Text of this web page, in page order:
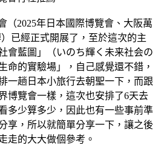
（2025年日本國際博覽會、大阪萬
已經正式開展了，至於這次的主
會藍圖」（いのち輝く未来社会の
命的實驗場」，自己感覺還不錯，
一趟日本小旅行去朝聖一下，而跟
博覽會一樣，這次也安排了6天去
多少算多少，因此也有一些事前準
享，所以就簡單分享一下，讓之後
走的大大做個參考。